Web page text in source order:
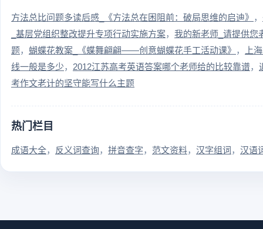
方法总比问题多读后感_《方法总在困阻前：破局思维的启迪》
_基层党组织整改提升专项行动实施方案
我的新老师_请提供您
题
蝴蝶花教案_《蝶舞翩翩——创意蝴蝶花手工活动课》
上
线一般是多少
2012江苏高考英语答案哪个老师给的比较靠谱
考作文老计的坚守能写什么主题
热门栏目
成语大全 反义词查询 拼音查字 范文资料 汉字组词 汉语